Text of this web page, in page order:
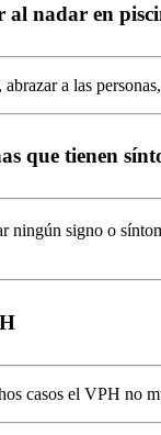
al nadar en
a las
que tienen
ningún signo o
casos el VPH no